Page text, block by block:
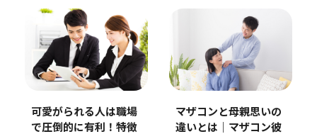
可愛がられる人は職場
で圧倒的に有利！特徴
マザコンと母親思いの
違いとは｜マザコン彼